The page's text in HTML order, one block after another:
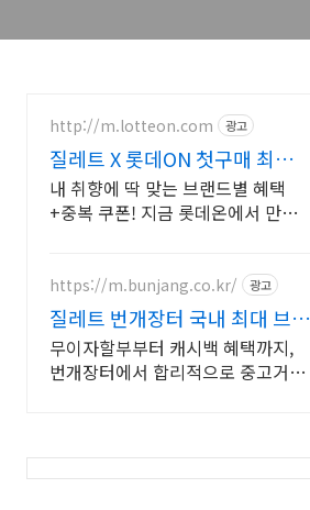
http://m.lotteon.com 광고
질레트 X 롯데ON 첫구매 최대 5
천원 혜택!
내 취향에 딱 맞는 브랜드별 혜택
+중복 쿠폰! 지금 롯데온에서 만나
https://m.bunjang.co.kr/ 광고
질레트 번개장터 국내 최대 브랜
드 중고거래
무이자할부부터 캐시백 혜택까지,
번개장터에서 합리적으로 중고거래